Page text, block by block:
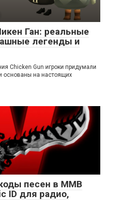
Ган: реальные
легенды и
Chicken Gun игроки придумали
основаны на настоящих
песен в ММВ
ID для радио,